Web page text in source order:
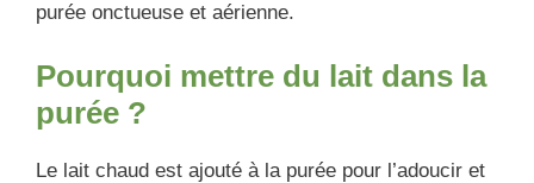
purée onctueuse et aérienne.
Pourquoi mettre du lait dans la
purée ?
Le lait chaud est ajouté à la purée pour l’adoucir et